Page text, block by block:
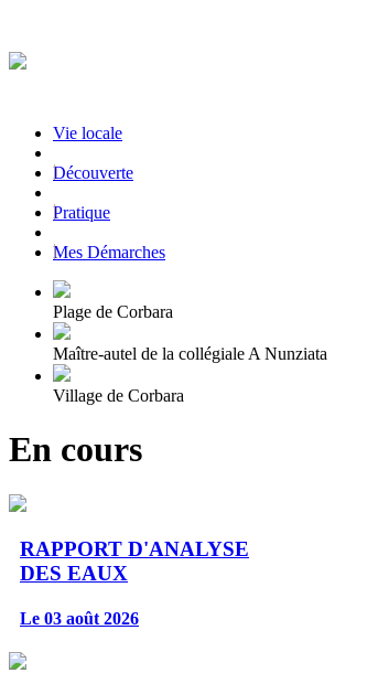
Vie locale
|Découverte
|Pratique
|Mes Démarches
Plage de Corbara
Maître-autel de la collégiale A Nunziata
Village de Corbara
En cours
RAPPORT D'ANALYSE
DES EAUX
Le 03 août 2026